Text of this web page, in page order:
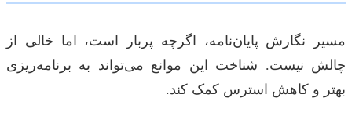
مسیر نگارش پایان‌نامه، اگرچه پربار است، اما خالی از
چالش نیست. شناخت این موانع می‌تواند به برنامه‌ریزی
بهتر و کاهش استرس کمک کند.